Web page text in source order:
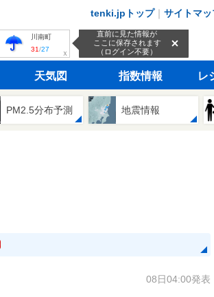
tenki.jpトップ｜ サイトマッ
川南町
31/27 ｘ
直前に見た情報が
ここに保存されます
（ログイン不要）
天気図 指数情報 レ
PM2.5分布予測 地震情報
08日04:00発表